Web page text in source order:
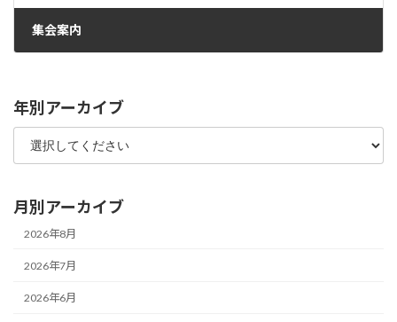
集会案内
年別アーカイブ
月別アーカイブ
2026年8月
2026年7月
2026年6月